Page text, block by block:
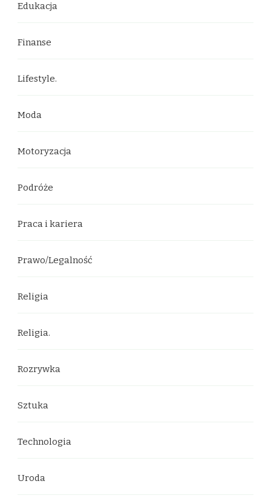
Edukacja
Finanse
Lifestyle.
Moda
Motoryzacja
Podróże
Praca i kariera
Prawo/Legalność
Religia
Religia.
Rozrywka
Sztuka
Technologia
Uroda